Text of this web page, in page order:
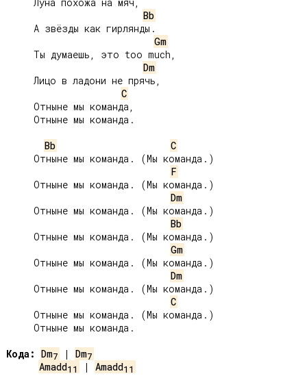
Bb
Gm
Dm
C
Bb
C
F
Dm
Bb
Gm
Dm
C
Кода: Dm7 | Dm7
Amadd11 | Amadd11